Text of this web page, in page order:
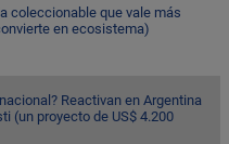
coleccionable que vale más
en ecosistema)
Reactivan en Argentina
(un proyecto de US$ 4.200